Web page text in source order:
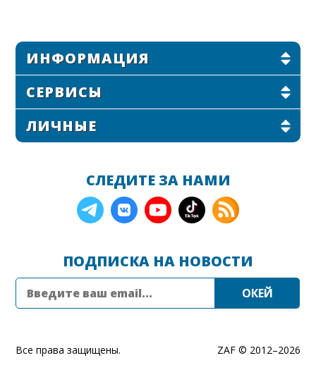
ИНФОРМАЦИЯ
СЕРВИСЫ
ЛИЧНЫЕ
СЛЕДИТЕ ЗА НАМИ
ПОДПИСКА НА НОВОСТИ
ZAF © 2012–2026
Все права защищены.